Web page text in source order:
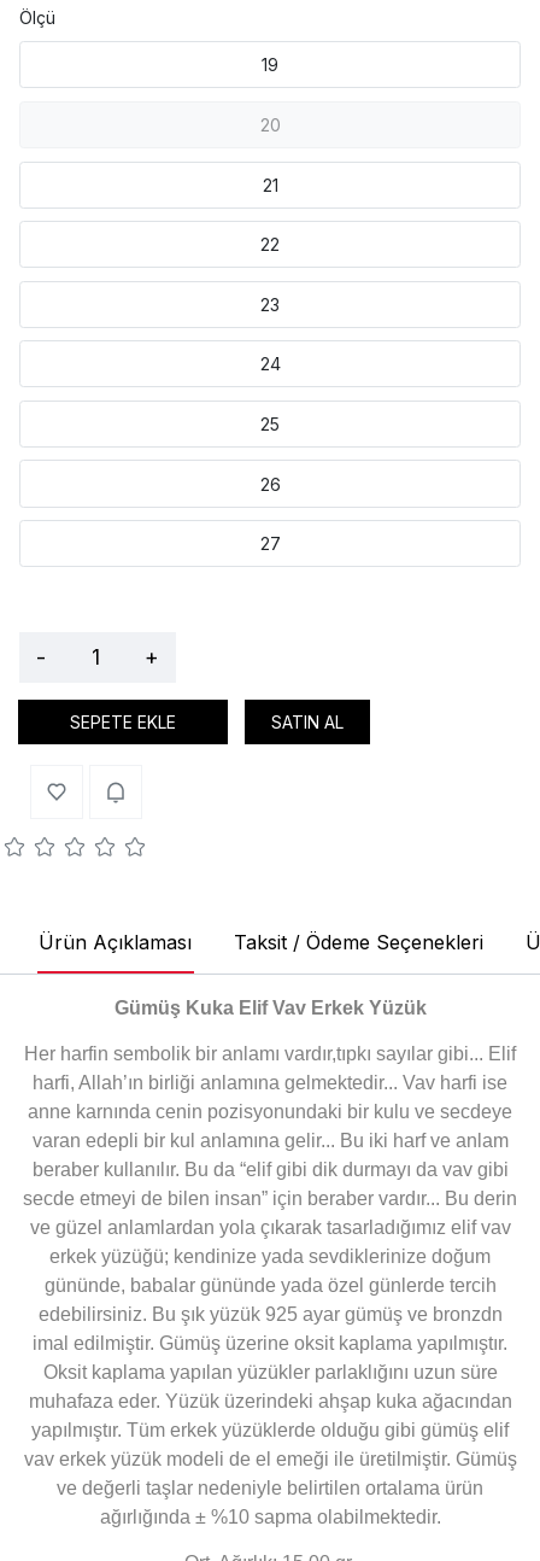
Ölçü
19
20
21
22
23
24
25
26
27
- +
SEPETE EKLE SATIN AL
Ürün Açıklaması Taksit / Ödeme Seçenekleri
Gümüş Kuka Elif Vav Erkek Yüzük
Her harfin sembolik bir anlamı vardır,tıpkı sayılar gibi... Elif
harfi, Allah’ın birliği anlamına gelmektedir... Vav harfi ise
anne karnında cenin pozisyonundaki bir kulu ve secdeye
varan edepli bir kul anlamına gelir... Bu iki harf ve anlam
beraber kullanılır. Bu da “elif gibi dik durmayı da vav gibi
secde etmeyi de bilen insan” için beraber vardır... Bu derin
ve güzel anlamlardan yola çıkarak tasarladığımız elif vav
erkek yüzüğü; kendinize yada sevdiklerinize doğum
gününde, babalar gününde yada özel günlerde tercih
edebilirsiniz. Bu şık yüzük 925 ayar gümüş ve bronzdn
imal edilmiştir. Gümüş üzerine oksit kaplama yapılmıştır.
Oksit kaplama yapılan yüzükler parlaklığını uzun süre
muhafaza eder. Yüzük üzerindeki ahşap kuka ağacından
yapılmıştır. Tüm erkek yüzüklerde olduğu gibi gümüş elif
vav erkek yüzük modeli de el emeği ile üretilmiştir. Gümüş
ve değerli taşlar nedeniyle belirtilen ortalama ürün
ağırlığında ± %10 sapma olabilmektedir.